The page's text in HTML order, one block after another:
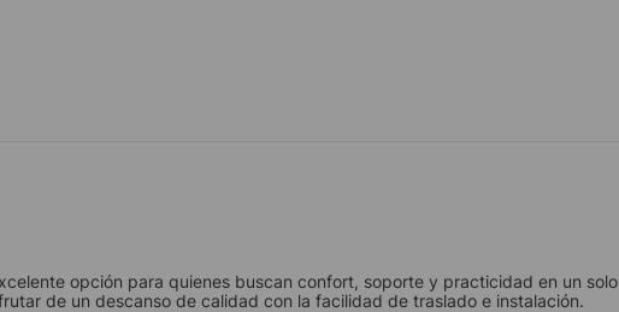
opción para quienes buscan confort, soporte y practicidad en un solo
de un descanso de calidad con la facilidad de traslado e instalación.